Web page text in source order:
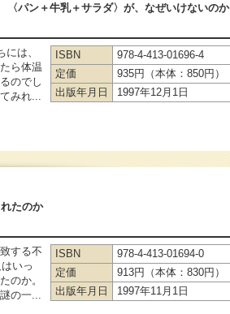
〈パン＋牛乳＋サラダ〉が、なぜいけないのか
は、
ら体温
のでし
みれ...
ISBN
978-4-413-01696-4
定価
935円（本体：850円）
出版年月日
1997年12月1日
たのか
する不
いっ
のか。
の一...
ISBN
978-4-413-01694-0
定価
913円（本体：830円）
出版年月日
1997年11月1日